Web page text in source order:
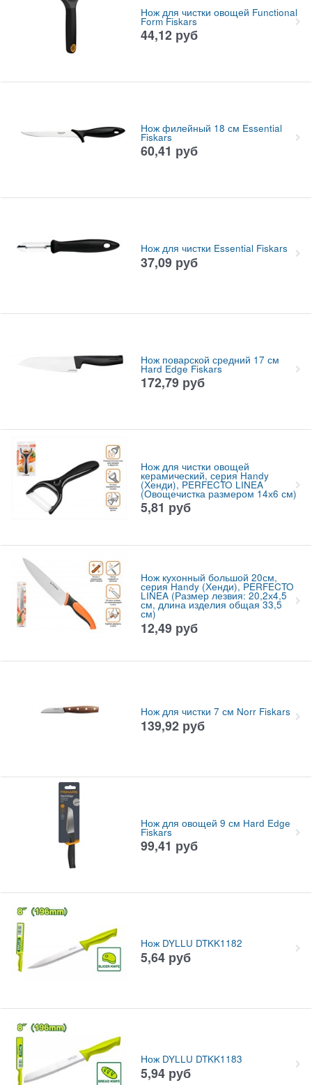
Нож для чистки овощей Functional
Form Fiskars
44,12 руб
Нож филейный 18 см Essential
Fiskars
60,41 руб
Нож для чистки Essential Fiskars
37,09 руб
Нож поварской средний 17 см
Hard Edge Fiskars
172,79 руб
Нож для чистки овощей
керамический, серия Handy
(Хенди), PERFECTO LINEA
(Овощечистка размером 14х6 см)
5,81 руб
Нож кухонный большой 20см,
серия Handy (Хенди), PERFECTO
LINEA (Размер лезвия: 20,2х4,5
см, длина изделия общая 33,5
см)
12,49 руб
Нож для чистки 7 см Norr Fiskars
139,92 руб
Нож для овощей 9 см Hard Edge
Fiskars
99,41 руб
Нож DYLLU DTKK1182
5,64 руб
Нож DYLLU DTKK1183
5,94 руб